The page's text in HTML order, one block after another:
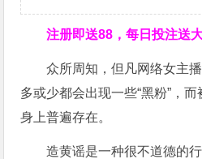
注册即送88，每日投注送
众所周知，但凡网络女主
多或少都会出现一些“黑粉”，
身上普遍存在。
造黄谣是一种很不道德的